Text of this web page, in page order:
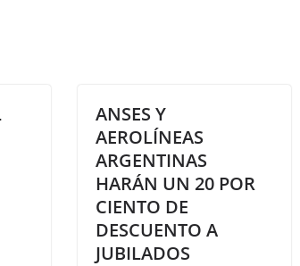
ANSES Y
AEROLÍNEAS
ARGENTINAS
HARÁN UN 20 POR
CIENTO DE
DESCUENTO A
JUBILADOS